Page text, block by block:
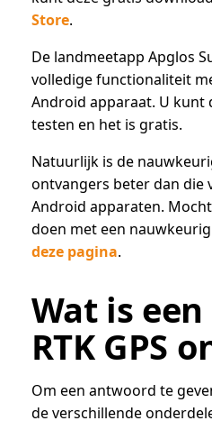
Store.
De landmeetapp Apglos
volledige functionaliteit
Android apparaat. U kunt
testen en het is gratis.
Natuurlijk is de
ontvangers beter dan die
Android apparaten.
doen met een
deze pagina.
Wat is
RTK GPS
Om een antwoord te
de verschillende